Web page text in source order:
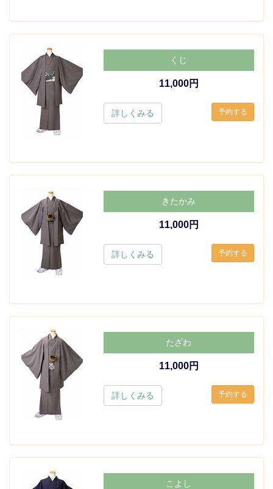
くじ
11,000円
詳しくみる
きたかみ
11,000円
詳しくみる
たざわ
11,000円
詳しくみる
こよし